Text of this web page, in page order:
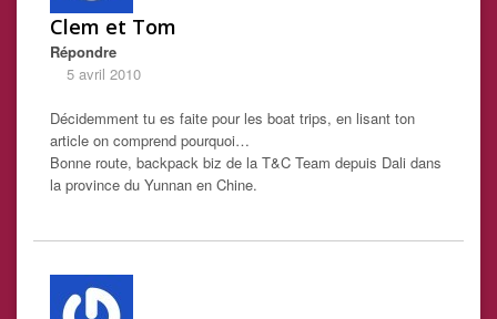
Clem et Tom
Répondre
5 avril 2010
Décidemment tu es faite pour les boat trips, en lisant ton
article on comprend pourquoi…
Bonne route, backpack biz de la T&C Team depuis Dali dans
la province du Yunnan en Chine.